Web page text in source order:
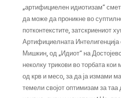
„артифициелен идиотизам“
да може да проникне во
потконтекстите, затскриениот
Артифициелната
Мишкин, од „Идиот“ на
неколку трикови во торбата кои
од крв и месо, за да ја измами
темели својот оптимизам за таа